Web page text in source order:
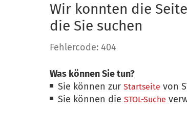
Wir konnten die
die Sie suchen
Fehlercode: 404
Was können Sie tun?
Sie können zurStartseite von
Sie können dieSTOL-Suche